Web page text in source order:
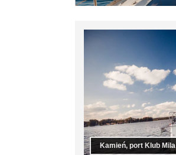
Kamień, port Klub Mila